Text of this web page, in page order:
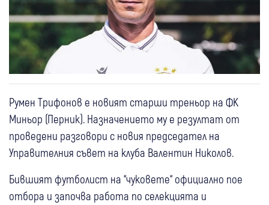
Румен Трифонов е новият старши треньор на ФК
Миньор (Перник). Назначението му е резултат от
проведени разговори с новия председател на
Управителния съвет на клуба Валентин Николов.
Бившият футболист на “чуковете“ официално пое
отбора и започва работа по селекцията и